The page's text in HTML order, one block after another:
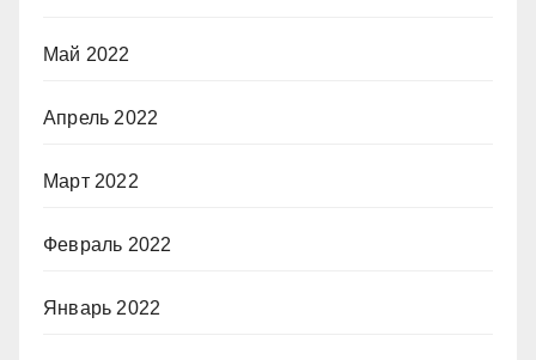
Май 2022
Апрель 2022
Март 2022
Февраль 2022
Январь 2022